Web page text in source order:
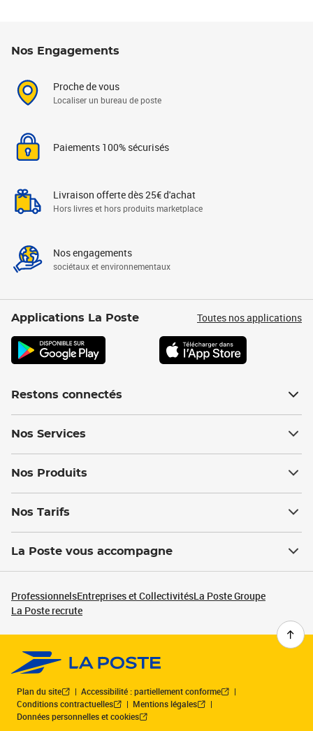
Nos Engagements
Proche de vous
Localiser un bureau de poste
Paiements 100% sécurisés
Livraison offerte dès 25€ d'achat
Hors livres et hors produits marketplace
Nos engagements
sociétaux et environnementaux
Applications La Poste Toutes nos applications
Restons connectés
Nos Services
Nos Produits
Nos Tarifs
La Poste vous accompagne
ProfessionnelsEntreprises et CollectivitésLa Poste Groupe
La Poste recrute
Plan du site
Accessibilité : partiellement conforme
Conditions contractuelles
Mentions légales
Données personnelles et cookies